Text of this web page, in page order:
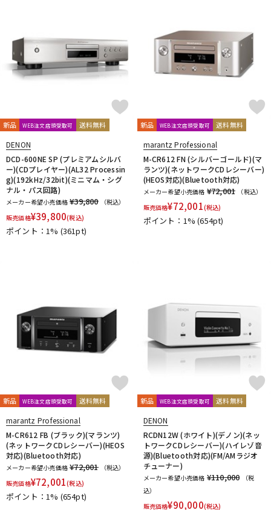
新品 WEB注文店頭受取可 送料無料
DENON
DCD-600NE SP (プレミアムシルバ
ー)(CDプレイヤー)(AL32 Processin
g)(192kHz/32bit)(ミニマム・シグ
ナル・パス回路)
メーカー希望小売価格 ¥39,800
（税込）
販売価格¥39,800(税込)
ポイント：1% (361pt)
新品 WEB注文店頭受取可 送料無料
marantz Professional
M-CR612 FN (シルバーゴールド)(マ
ランツ)(ネットワークCDレシーバー)
(HEOS対応)(Bluetooth対応)
メーカー希望小売価格 ¥72,001
（税込）
販売価格¥72,001(税込)
ポイント：1%(654pt)
新品 WEB注文店頭受取可 送料無料
marantz Professional
M-CR612 FB (ブラック)(マランツ)
(ネットワークCDレシーバー)(HEOS
対応)(Bluetooth対応)
メーカー希望小売価格 ¥72,001
（税込）
販売価格¥72,001(税込)
ポイント：1% (654pt)
新品 WEB注文店頭受取可 送料無料
DENON
RCDN12W (ホワイト)(デノン)(ネッ
トワークCDレシーバー)(ハイレゾ音
源)(Bluetooth対応)(FM/AMラジオ
チューナー)
メーカー希望小売価格 ¥110,000
（税
込）
販売価格¥90,000(税込)